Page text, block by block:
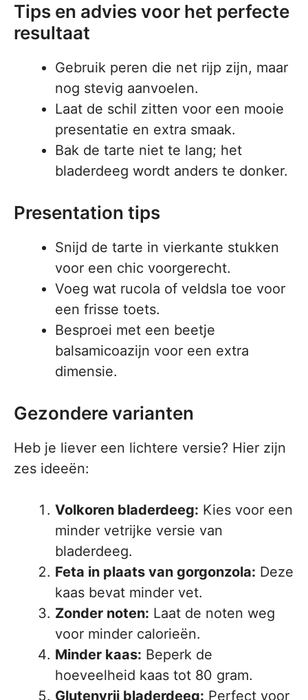
Tips en advies voor het perfecte
resultaat
Gebruik peren die net rijp zijn, maar
nog stevig aanvoelen.
Laat de schil zitten voor een mooie
presentatie en extra smaak.
Bak de tarte niet te lang; het
bladerdeeg wordt anders te donker.
Presentation tips
Snijd de tarte in vierkante stukken
voor een chic voorgerecht.
Voeg wat rucola of veldsla toe voor
een frisse toets.
Besproei met een beetje
balsamicoazijn voor een extra
dimensie.
Gezondere varianten
Heb je liever een lichtere versie? Hier zijn
zes ideeën:
Volkoren bladerdeeg: Kies voor een
minder vetrijke versie van
bladerdeeg.
Feta in plaats van gorgonzola: Deze
kaas bevat minder vet.
Zonder noten: Laat de noten weg
voor minder calorieën.
Minder kaas: Beperk de
hoeveelheid kaas tot 80 gram.
Glutenvrij bladerdeeg: Perfect voor